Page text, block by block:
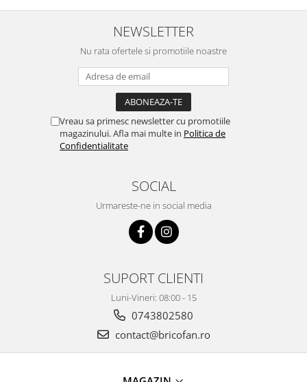
Masini de maturat manuale
Pentru Casa si Camping
Aragaze, plite, piese butelii de
Accesorii aragaze & butelii
Pirostrii si accesorii pentru gatit
Prelungitoare & cabluri electrice
Lanterne
NEWSLETTER
Nu rata ofertele si promotiile noastre
Vreau sa primesc newsletter cu promotiile
magazinului. Afla mai multe in Politica de
Confidentialitate
SOCIAL
Urmareste-ne in social media
SUPORT CLIENTI
Luni-Vineri: 08:00 - 15
0743802580
contact@bricofan.ro